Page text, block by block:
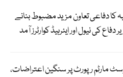
کا دفاعی تعاون مزید مضبوط بنانے
دفاع کی نیول اور ایئرہیڈ کوارٹرز آمد
مارٹم رپورٹ پر سنگین اعتراضات،